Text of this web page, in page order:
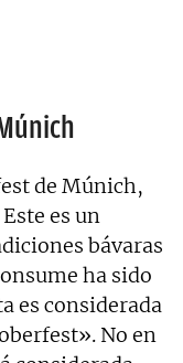
de Múnich,
es un
bávaras
ha sido
es considerada
No en